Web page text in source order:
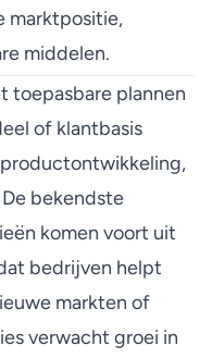
marktpositie,
middelen.
toepasbare plannen
of klantbasis
bekendste
komen voort uit
bedrijven helpt
markten of
verwacht groei in